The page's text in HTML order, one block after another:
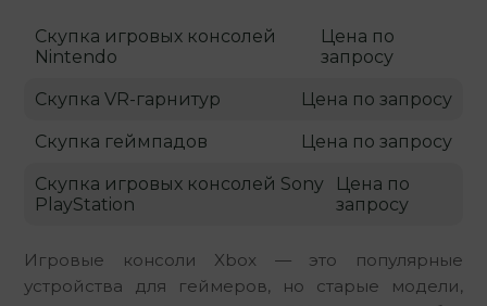
Игровые консоли Xbox — это популярные
устройства для геймеров, но старые модели,
Скупка игровых консолей
Nintendo
Цена по
запросу
Скупка VR-гарнитур Цена по запросу
Скупка геймпадов Цена по запросу
Скупка игровых консолей Sony
PlayStation
Цена по
запросу